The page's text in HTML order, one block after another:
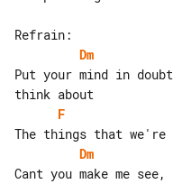
Dm
Put your mind in
F
Dm
Cant you make me